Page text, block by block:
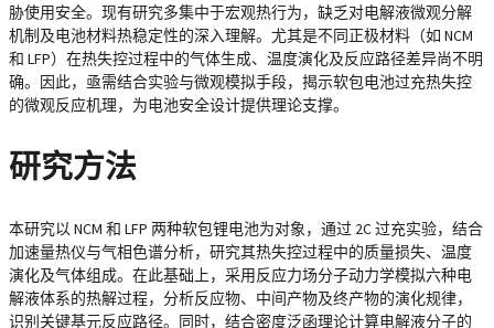
胁使用安全。现有研究多集中于宏观热行为，缺乏对电解液微观分解
机制及电池材料热稳定性的深入理解。尤其是不同正极材料（如 NCM
和 LFP）在热失控过程中的气体生成、温度演化及反应路径差异尚不明
确。因此，亟需结合实验与微观模拟手段，揭示软包电池过充热失控
的微观反应机理，为电池安全设计提供理论支撑。
研究方法
本研究以 NCM 和 LFP 两种软包锂电池为对象，通过 2C 过充实验，结合
加速量热仪与气相色谱分析，研究其热失控过程中的质量损失、温度
演化及气体组成。在此基础上，采用反应力场分子动力学模拟六种电
解液体系的热解过程，分析反应物、中间产物及终产物的演化规律，
识别关键基元反应路径。同时，结合密度泛函理论计算电解液分子的